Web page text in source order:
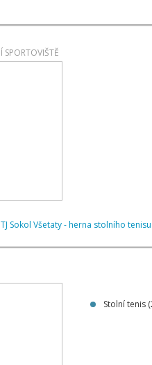
SPORTOVIŠTĚ
Sokol Všetaty - herna stolního tenisu
Stolní tenis